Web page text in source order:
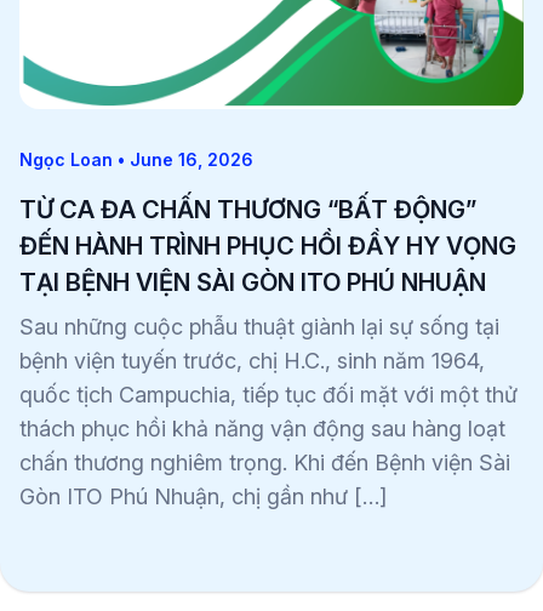
Ngọc Loan • June 16, 2026
TỪ CA ĐA CHẤN THƯƠNG “BẤT ĐỘNG”
ĐẾN HÀNH TRÌNH PHỤC HỒI ĐẦY HY VỌNG
TẠI BỆNH VIỆN SÀI GÒN ITO PHÚ NHUẬN
Sau những cuộc phẫu thuật giành lại sự sống tại
bệnh viện tuyến trước, chị H.C., sinh năm 1964,
quốc tịch Campuchia, tiếp tục đối mặt với một thử
thách phục hồi khả năng vận động sau hàng loạt
chấn thương nghiêm trọng. Khi đến Bệnh viện Sài
Gòn ITO Phú Nhuận, chị gần như […]